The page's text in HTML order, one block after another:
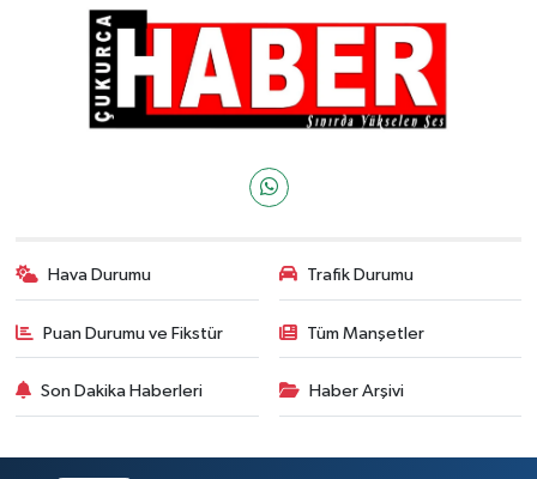
Hava Durumu Trafik Durumu
Puan Durumu ve Fikstür Tüm Manşetler
Son Dakika Haberleri Haber Arşivi